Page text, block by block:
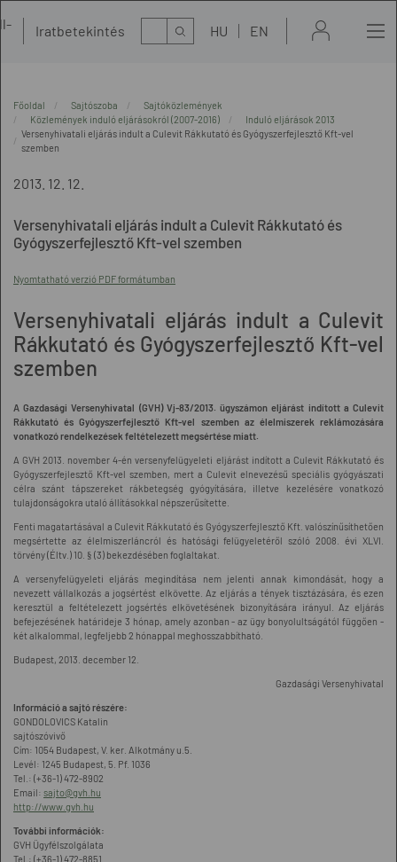
Iratbetekintés Kereső HU EN
Főoldal Sajtószoba
Sajtóközlemények
Közlemények induló eljárásokról (2007-2016)
Induló eljárások 2013
Versenyhivatali eljárás indult a Culevit Rákkutató és Gyógyszerfejlesztő Kft-vel
szemben
2013. 12. 12.
Versenyhivatali eljárás indult a Culevit Rákkutató és
Gyógyszerfejlesztő Kft-vel szemben
Nyomtatható verzió PDF formátumban
Versenyhivatali eljárás indult a Culevit
Rákkutató és Gyógyszerfejlesztő Kft-vel
szemben
A Gazdasági Versenyhivatal (GVH) Vj-83/2013. ügyszámon eljárást indított a Culevit
Rákkutató és Gyógyszerfejlesztő Kft-vel szemben az élelmiszerek reklámozására
vonatkozó rendelkezések feltételezett megsértése miatt.
A GVH 2013. november 4-én versenyfelügyeleti eljárást indított a Culevit Rákkutató és
Gyógyszerfejlesztő Kft-vel szemben, mert a Culevit elnevezésű speciális gyógyászati
célra szánt tápszereket rákbetegség gyógyítására, illetve kezelésére vonatkozó
tulajdonságokra utaló állításokkal népszerűsítette.
Fenti magatartásával a Culevit Rákkutató és Gyógyszerfejlesztő Kft. valószínűsíthetően
megsértette az élelmiszerláncról és hatósági felügyeletéről szóló 2008. évi XLVI.
törvény (Éltv.) 10. § (3) bekezdésében foglaltakat.
A versenyfelügyeleti eljárás megindítása nem jelenti annak kimondását, hogy a
nevezett vállalkozás a jogsértést elkövette. Az eljárás a tények tisztázására, és ezen
keresztül a feltételezett jogsértés elkövetésének bizonyítására irányul. Az eljárás
befejezésének határideje 3 hónap, amely azonban - az ügy bonyolultságától függően -
két alkalommal, legfeljebb 2 hónappal meghosszabbítható.
Budapest, 2013. december 12.
Gazdasági Versenyhivatal
Információ a sajtó részére:
GONDOLOVICS Katalin
sajtószóvivő
Cím: 1054 Budapest, V. ker. Alkotmány u.5.
Levél: 1245 Budapest, 5. Pf. 1036
Tel.: (+36-1) 472-8902
Email: sajto@gvh.hu
http://www.gvh.hu
További információk:
GVH Ügyfélszolgálata
Tel.: (+36-1) 472-8851